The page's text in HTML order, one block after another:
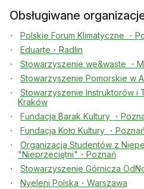
Obsługiwane
Polskie Forum Klimatyczne ・
Eduarte・Radlin
Stowarzyszenie we&waste ・
Stowarzyszenie Pomorskie w
Stowarzyszenie Instruktorów i
Kraków
Fundacja Barak Kultury ・
Fundacja Koło Kultury ・
Organizacja Studentów z
"Nieprzeciętni"・Poznań
Stowarzyszenie Górnicza
Nyeleni Polska・Warszawa